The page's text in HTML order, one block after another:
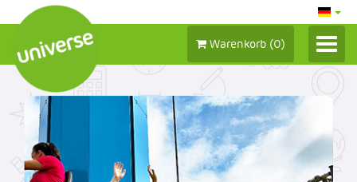
Warenkorb (0)
ANMELDEN / MEIN KONTO
TICKETS 2026
SAISONKARTEN